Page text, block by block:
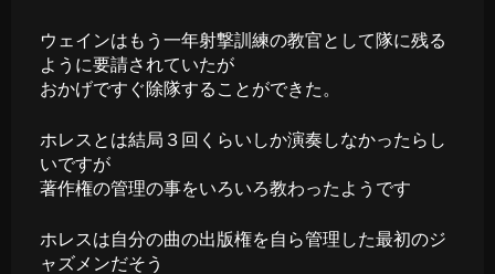
ウェインはもう一年射撃訓練の教官として隊に残る
ように要請されていたが
おかげですぐ除隊することができた。
ホレスとは結局３回くらいしか演奏しなかったらし
いですが
著作権の管理の事をいろいろ教わったようです
ホレスは自分の曲の出版権を自ら管理した最初のジ
ャズメンだそう